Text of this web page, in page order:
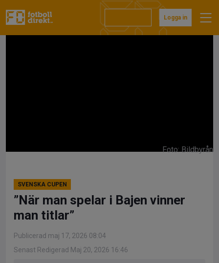
till
Logga in
Foto: Bildbyrån
SVENSKA CUPEN
”När man spelar i Bajen vinner
man titlar”
Publicerad maj 17, 2026 08:04
Senast Redigerad Maj 20, 2026 16:46